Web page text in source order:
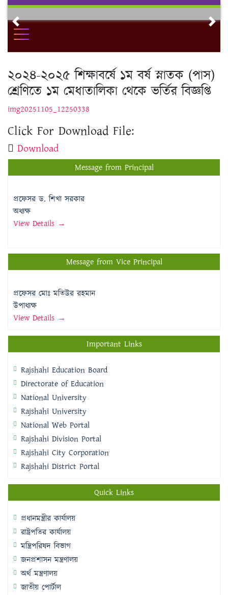
Skip
contentPrevious
২০২৪-২০২৫ শিক্ষাবর্ষে ১ম বর্ষ স্নাতক (পাস)
শ্রেণিতে ১ম মেধাতালিকা থেকে ভর্তির বিজ্ঞপ্তি
img20251105_12250338
Click For Download File:
Download
Message from Principal
প্রফেসর ড. শিখা সরকার
অধ্যক্ষ
View Details →
Message from Vice Principal
প্রফেসর মোঃ মতিউর রহমান
উপাধ্যক্ষ
View Details →
Important Links
Rajshahi Education Board
Directorate of Education
National University
Rajshahi University
National Web Portal
Rajshahi Division Portal
Rajshahi City Corporation
Rajshahi District Portal
Quick Links
প্রধানমন্ত্রীর কার্যালয়
রাষ্ট্রপতির কার্যালয়
মন্ত্রিপরিষদ বিভাগ
জনপ্রশাসন মন্ত্রণালয়
অর্থ মন্ত্রণালয়
জাতীয় পোর্টাল